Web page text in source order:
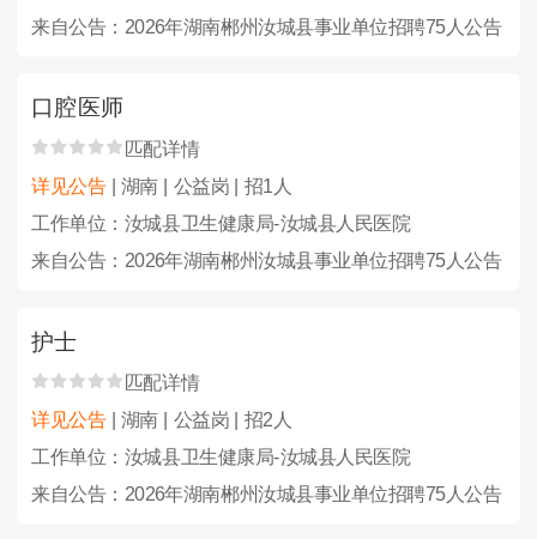
来自公告：2026年湖南郴州汝城县事业单位招聘75人公告
口腔医师
匹配详情
详见公告
| 湖南 | 公益岗 | 招1人
工作单位：汝城县卫生健康局-汝城县人民医院
来自公告：2026年湖南郴州汝城县事业单位招聘75人公告
护士
匹配详情
详见公告 | 湖南 | 公益岗 | 招2人
工作单位：汝城县卫生健康局-汝城县人民医院
来自公告：2026年湖南郴州汝城县事业单位招聘75人公告